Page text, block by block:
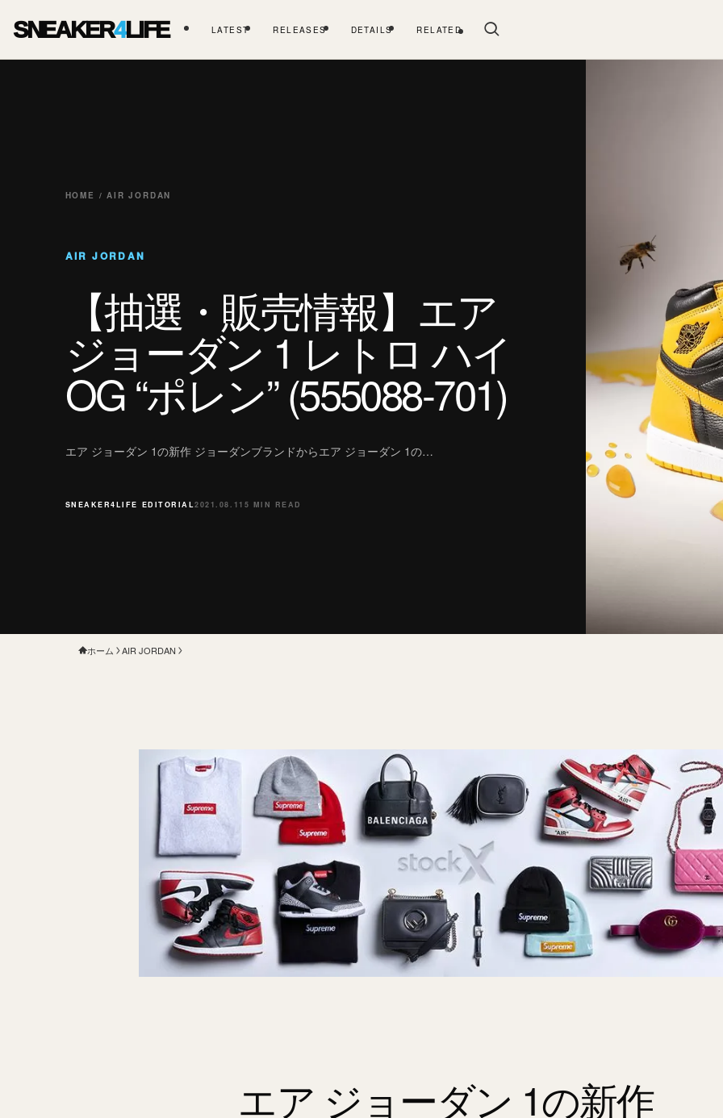
SNEAKER4LIFE LATEST RELEASES DETAILS RELATED
HOME / AIR JORDAN
AIR JORDAN
【抽選・販売情報】エア
ジョーダン 1 レトロ ハイ
OG “ポレン” (555088-701)
エア ジョーダン 1の新作 ジョーダンブランドからエア ジョーダン 1の…
SNEAKER4LIFE EDITORIAL2021.08.11 5 MIN READ
ホーム AIR JORDAN
エア ジョーダン 1の新作